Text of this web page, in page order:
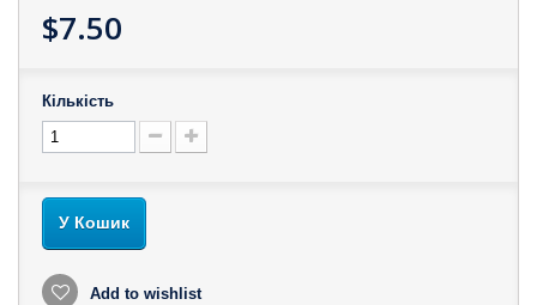
$7.50
Кількість
У Кошик
Add to wishlist